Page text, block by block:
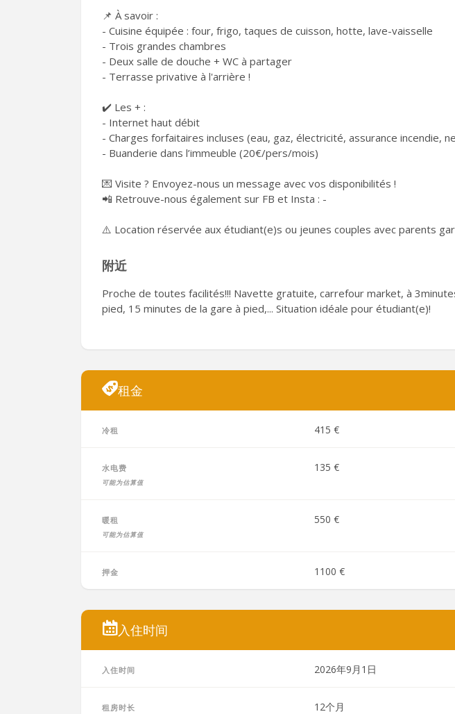
📌 À savoir :
- Cuisine équipée : four, frigo, taques de cuisson, hotte, lave-vaisselle
- Trois grandes chambres
- Deux salle de douche + WC à partager
- Terrasse privative à l'arrière !
✔️ Les + :
- Internet haut débit
- Charges forfaitaires incluses (eau, gaz, électricité, assurance incendie,
- Buanderie dans l’immeuble (20€/pers/mois)
💌 Visite ? Envoyez-nous un message avec vos disponibilités !
📲 Retrouve-nous également sur FB et Insta : -
⚠️ Location réservée aux étudiant(e)s ou jeunes couples avec parents
附近
Proche de toutes facilités!!! Navette gratuite, carrefour market, à
pied, 15 minutes de la gare à pied,... Situation idéale pour étudiant(e)!
租金
冷租 415 €
水电费
可能为估算值
135 €
暖租
可能为估算值
550 €
押金 1100 €
入住时间
入住时间 2026年9月1日
租房时长 12个月